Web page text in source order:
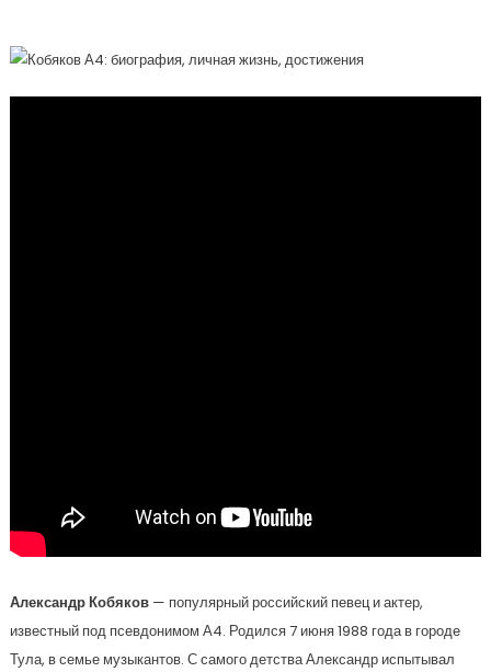
Александр Кобяков— популярный российский певец и актер,
известный под псевдонимом А4. Родился 7 июня 1988 года в городе
Тула, в семье музыкантов. С самого детства Александр испытывал